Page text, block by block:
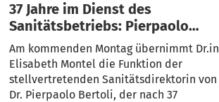
37 Jahre im Dienst des
Sanitätsbetriebs: Pierpaolo
Bertoli tritt in den Ruhestand
Am kommenden Montag übernimmt Dr.in
Elisabeth Montel die Funktion der
stellvertretenden Sanitätsdirektorin von
Dr. Pierpaolo Bertoli, der nach 37